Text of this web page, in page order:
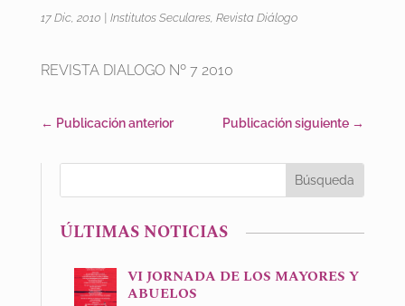
17 Dic, 2010 Institutos Seculares, Revista Diálogo
REVISTA DIALOGO Nº 7 2010
← Publicación anterior Publicación siguiente →
ÚLTIMAS NOTICIAS
VI JORNADA DE LOS MAYORES Y
ABUELOS